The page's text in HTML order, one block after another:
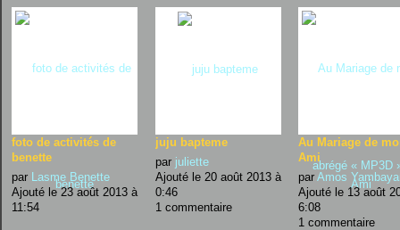
foto de activités de
benette
par Lasme Benette
Ajouté le 23 août 2013 à
11:54
juju bapteme
par juliette
Ajouté le 20 août 2013 à
0:46
1 commentaire
Au Mariage de
Ami
par Amos
Ajouté le 13 août
6:08
1 commentaire